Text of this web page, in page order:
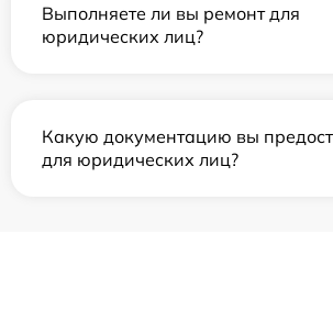
Выполняете ли вы ремонт для
юридических лиц?
Какую документацию вы
для юридических лиц?